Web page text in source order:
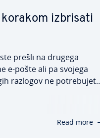
izbrisati
prešli na drugega
e-pošte ali pa svojega
razlogov ne po­tre­bu­je­te
Read more